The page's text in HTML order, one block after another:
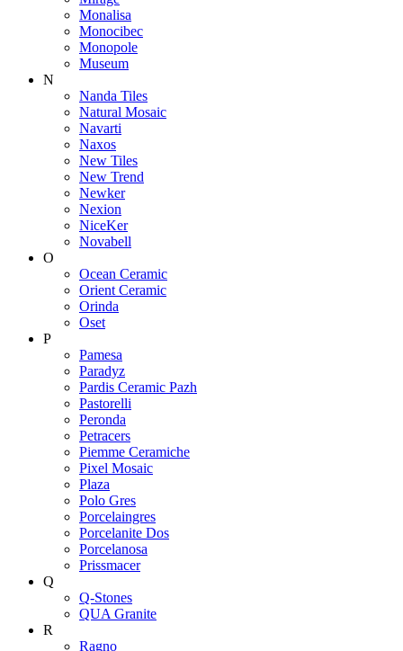
Monalisa
Monocibec
Monopole
Museum
N
Nanda Tiles
Natural Mosaic
Navarti
Naxos
New Tiles
New Trend
Newker
Nexion
NiceKer
Novabell
O
Ocean Ceramic
Orient Ceramic
Orinda
Oset
P
Pamesa
Paradyz
Pardis Ceramic Pazh
Pastorelli
Peronda
Petracers
Piemme Ceramiche
Pixel Mosaic
Plaza
Polo Gres
Porcelaingres
Porcelanite Dos
Porcelanosa
Prissmacer
Q
Q-Stones
QUA Granite
R
Ragno